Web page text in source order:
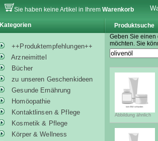
Sie haben keine Artikel in Ihrem Warenkorb
Kategorien
++Produktempfehlungen++
Arzneimittel
Bücher
zu unseren Geschenkideen
Gesunde Ernährung
Homöopathie
Kontaktlinsen & Pflege
Kosmetik & Pflege
Körper & Wellness
Produktsuche
Geben Sie einen
möchten. Sie
Abbildung ähnlich